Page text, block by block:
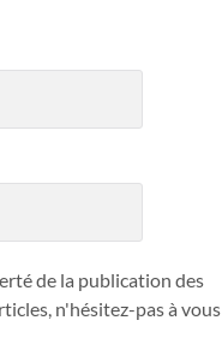
de la publication des
n'hésitez-pas à vous